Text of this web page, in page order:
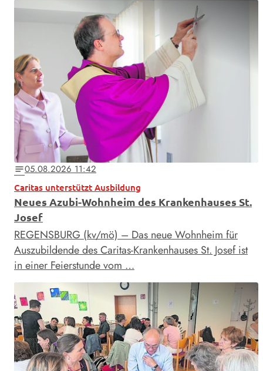
notes05.08.2026 11:42
Caritas unterstützt Ausbildung
Neues Azubi-Wohnheim des Krankenhauses St.
Josef
REGENSBURG (kv/mö) – Das neue Wohnheim für
Auszubildende des Caritas-Krankenhauses St. Josef ist
in einer Feierstunde vom …